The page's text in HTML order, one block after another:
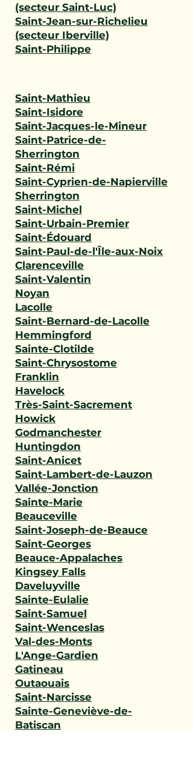
(secteur Saint-Luc)
Saint-Jean-sur-Richelieu
(secteur Iberville)
Saint-Philippe
Saint-Mathieu
Saint-Isidore
Saint-Jacques-le-Mineur
Saint-Patrice-de-
Sherrington
Saint-Rémi
Saint-Cyprien-de-Napierville
Sherrington
Saint-Michel
Saint-Urbain-Premier
Saint-Édouard
Saint-Paul-de-l'Île-aux-Noix
Clarenceville
Saint-Valentin
Noyan
Lacolle
Saint-Bernard-de-Lacolle
Hemmingford
Sainte-Clotilde
Saint-Chrysostome
Franklin
Havelock
Très-Saint-Sacrement
Howick
Godmanchester
Huntingdon
Saint-Anicet
Saint-Lambert-de-Lauzon
Vallée-Jonction
Sainte-Marie
Beauceville
Saint-Joseph-de-Beauce
Saint-Georges
Beauce-Appalaches
Kingsey Falls
Daveluyville
Sainte-Eulalie
Saint-Samuel
Saint-Wenceslas
Val-des-Monts
L'Ange-Gardien
Gatineau
Outaouais
Saint-Narcisse
Sainte-Geneviève-de-
Batiscan